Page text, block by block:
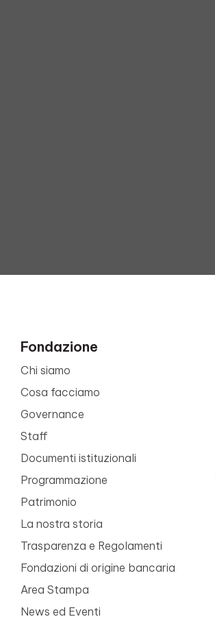
Fondazione
Chi siamo
Cosa facciamo
Governance
Staff
Documenti istituzionali
Programmazione
Patrimonio
La nostra storia
Trasparenza e Regolamenti
Fondazioni di origine bancaria
Area Stampa
News ed Eventi